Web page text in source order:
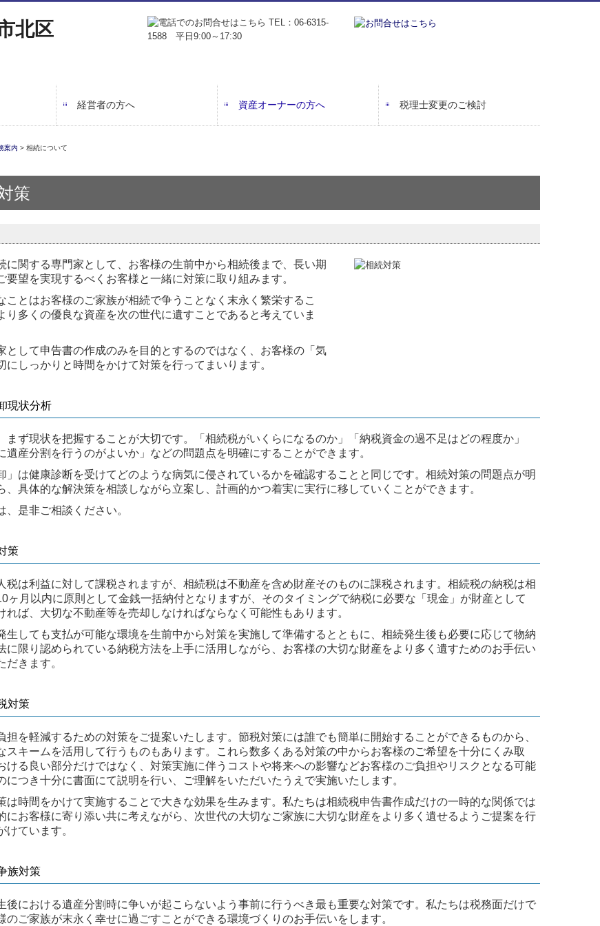
経営者の方へ 資産オーナーの方へ 税理士変更のご検討
案内 > 相続について
策
に関する専門家として、お客様の生前中から相続後まで、長い期
要望を実現するべくお客様と一緒に対策に取り組みます。
ことはお客様のご家族が相続で争うことなく末永く繁栄するこ
り多くの優良な資産を次の世代に遺すことであると考えていま
として申告書の作成のみを目的とするのではなく、お客様の「気
にしっかりと時間をかけて対策を行ってまいります。
現状分析
まず現状を把握することが大切です。「相続税がいくらになるのか」「納税資金の過不足はどの程度か」
遺産分割を行うのがよいか」などの問題点を明確にすることができます。
」は健康診断を受けてどのような病気に侵されているかを確認することと同じです。相続対策の問題点が明
、具体的な解決策を相談しながら立案し、計画的かつ着実に実行に移していくことができます。
、是非ご相談ください。
策
税は利益に対して課税されますが、相続税は不動産を含め財産そのものに課税されます。相続税の納税は相
ヶ月以内に原則として金銭一括納付となりますが、そのタイミングで納税に必要な「現金」が財産として
れば、大切な不動産等を売却しなければならなく可能性もあります。
生しても支払が可能な環境を生前中から対策を実施して準備するとともに、相続発生後も必要に応じて物納
に限り認められている納税方法を上手に活用しながら、お客様の大切な財産をより多く遺すためのお手伝い
だきます。
対策
担を軽減するための対策をご提案いたします。節税対策には誰でも簡単に開始することができるものから、
スキームを活用して行うものもあります。これら数多くある対策の中からお客様のご希望を十分にくみ取
ける良い部分だけではなく、対策実施に伴うコストや将来への影響などお客様のご負担やリスクとなる可能
につき十分に書面にて説明を行い、ご理解をいただいたうえで実施いたします。
は時間をかけて実施することで大きな効果を生みます。私たちは相続税申告書作成だけの一時的な関係では
にお客様に寄り添い共に考えながら、次世代の大切なご家族に大切な財産をより多く遺せるようご提案を行
けています。
族対策
後における遺産分割時に争いが起こらないよう事前に行うべき最も重要な対策です。私たちは税務面だけで
のご家族が末永く幸せに過ごすことができる環境づくりのお手伝いをします。